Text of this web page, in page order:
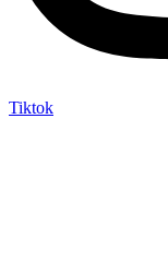
Tiktok